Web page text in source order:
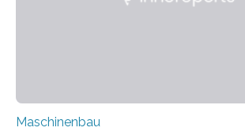
Maschinenbau